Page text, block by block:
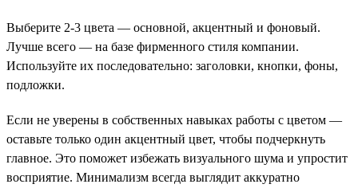
Выберите 2-3 цвета — основной, акцентный и фоновый.
Лучше всего — на базе фирменного стиля компании.
Используйте их последовательно: заголовки, кнопки, фоны,
подложки.
Если не уверены в собственных навыках работы с цветом —
оставьте только один акцентный цвет, чтобы подчеркнуть
главное. Это поможет избежать визуального шума и упростит
восприятие. Минимализм всегда выглядит аккуратно